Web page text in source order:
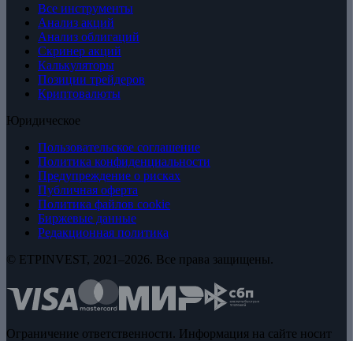
Все инструменты
Анализ акций
Анализ облигаций
Скринер акций
Калькуляторы
Позиции трейдеров
Криптовалюты
Юридическое
Пользовательское соглашение
Политика конфиденциальности
Предупреждение о рисках
Публичная оферта
Политика файлов cookie
Биржевые данные
Редакционная политика
© ETPINVEST, 2021–2026. Все права защищены.
Ограничение ответственности. Информация на сайте носит